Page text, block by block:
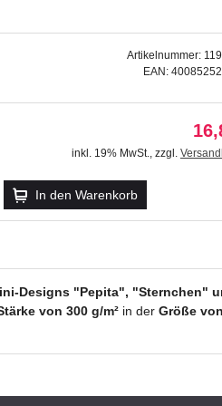
Artikelnummer:
EAN:
inkl. 19% MwSt., zzgl.
In den Warenkorb
28,59 €
Versandkosten
Designs "Pepita", "Sternchen"
von 300 g/m² in der Größe